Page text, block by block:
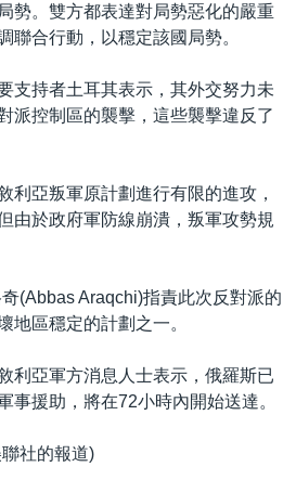
勢。雙方都表達對局勢惡化的嚴重
聯合行動，以穩定該國局勢。
支持者土耳其表示，其外交努力未
派控制區的襲擊，這些襲擊違反了
利亞叛軍原計劃進行有限的進攻，
由於政府軍防線崩潰，叛軍攻勢規
(Abbas Araqchi)指責此次反對派的
地區穩定的計劃之一。
利亞軍方消息人士表示，俄羅斯已
事援助，將在72小時內開始送達。
社的報道)